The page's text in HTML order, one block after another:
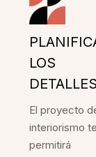
LOS
DETALLES
El proyecto
interiorismo te
permitirá